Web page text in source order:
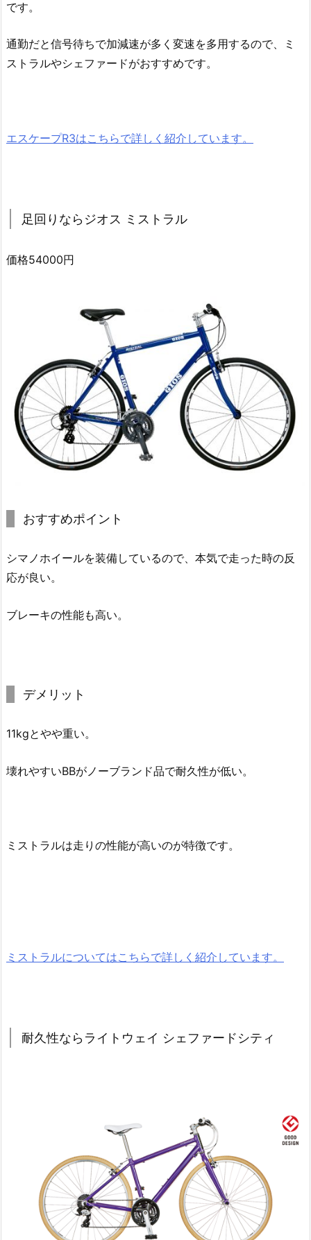
です。
通勤だと信号待ちで加減速が多く変速を多用するので、ミ
ストラルやシェファードがおすすめです。
エスケープR3はこちらで詳しく紹介しています。
足回りならジオス ミストラル
価格54000円
おすすめポイント
シマノホイールを装備しているので、本気で走った時の反
応が良い。
ブレーキの性能も高い。
デメリット
11kgとやや重い。
壊れやすいBBがノーブランド品で耐久性が低い。
ミストラルは走りの性能が高いのが特徴です。
ミストラルについてはこちらで詳しく紹介しています。
耐久性ならライトウェイ シェファードシティ